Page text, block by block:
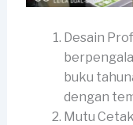
Desain
buku
dengan
Mutu